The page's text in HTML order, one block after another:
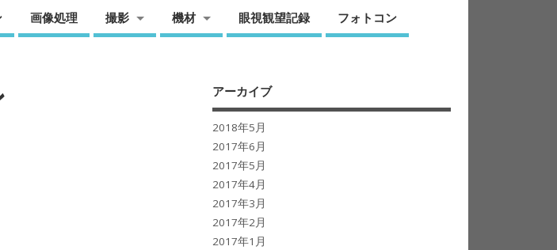
画像処理 撮影 機材 眼視観望記録 フォトコン
アーカイブ
2018年5月
2017年6月
2017年5月
2017年4月
2017年3月
2017年2月
2017年1月